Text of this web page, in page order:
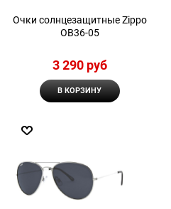
Очки солнцезащитные Zippo
OB36-05
3 290 руб
В КОРЗИНУ